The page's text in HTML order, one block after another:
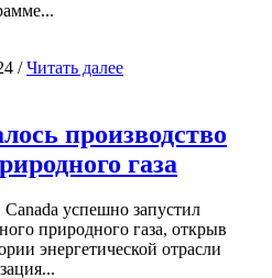
/Читать далее
производство
газа
успешно запустил
природного газа, открыв
энергетической отрасли